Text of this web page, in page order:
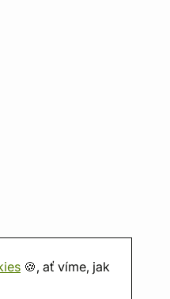
🍪, ať víme, jak